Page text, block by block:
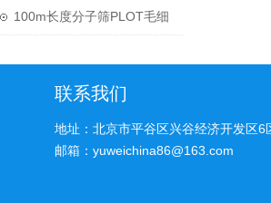
香源物质
100m长度分子筛PLOT毛细
联系我们
地址：北京市平谷区兴谷经济开发区6
邮箱：yuweichina86@163.com